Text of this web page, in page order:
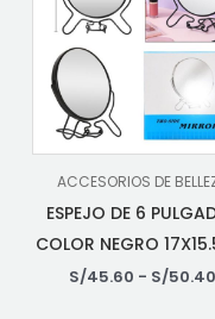
ACCESORIOS DE
ESPEJO DE 6
COLOR NEGRO
S/45.60 - S/50.40